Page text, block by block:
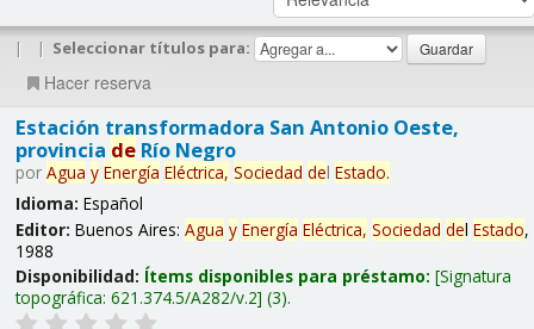
| | Seleccionar títulos para:
Hacer reserva
Estación transformadora San Antonio Oeste,
provincia deRío Negro
por Agua y Energía Eléctrica, Sociedad del Estado.
Idioma: Español
Editor: Buenos Aires: Agua y Energía Eléctrica, Sociedad del Estado,
1988
Disponibilidad: Ítems disponibles para préstamo: Signatura
topográfica: 621.374.5/A282/v.2 (3).